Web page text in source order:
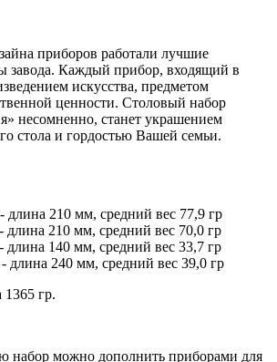
приборов работали лучшие
завода. Каждый прибор, входящий в
искусства, предметом
ценности. Столовый набор
несомненно, станет украшением
стола и гордостью Вашей семьи.
длина 210 мм, средний вес 77,9 гр
длина 210 мм, средний вес 70,0 гр
140 мм, средний вес 33,7 гр
длина 240 мм, средний вес 39,0 гр
1365 гр.
можно дополнить приборами для